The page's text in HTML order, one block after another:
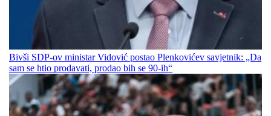
Bivši SDP-ov ministar Vidović postao Plenkovićev savjetnik: „Da
sam se htio prodavati, prodao bih se 90-ih“